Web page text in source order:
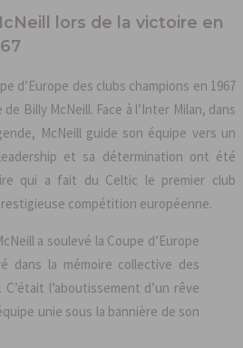
lors de la victoire en
d’Europe des clubs champions en 1967
Billy McNeill. Face à l’Inter Milan, dans
McNeill guide son équipe vers un
et sa détermination ont été
qui a fait du Celtic le premier club
compétition européenne.
a soulevé la Coupe d’Europe
dans la mémoire collective des
l’aboutissement d’un rêve
unie sous la bannière de son